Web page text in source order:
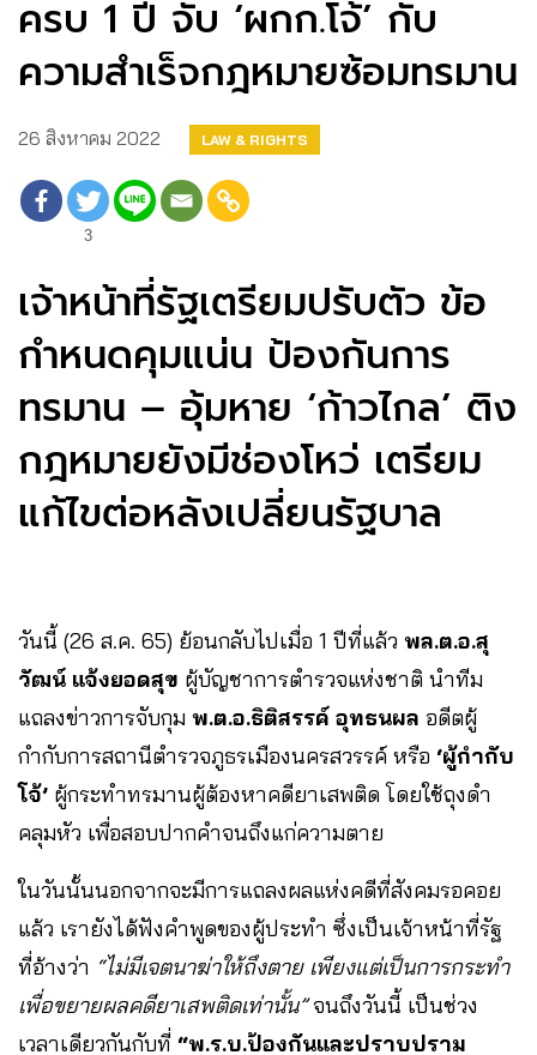
ครบ 1 ปี จับ ‘ผกก.โจ้’ กับ
ความสำเร็จกฎหมายซ้อมทรมาน
26 สิงหาคม 2022 LAW & RIGHTS
3
เจ้าหน้าที่รัฐเตรียมปรับตัว ข้อ
กำหนดคุมแน่น ป้องกันการ
ทรมาน – อุ้มหาย ‘ก้าวไกล’ ติง
กฎหมายยังมีช่องโหว่ เตรียม
แก้ไขต่อหลังเปลี่ยนรัฐบาล
วันนี้ (26 ส.ค. 65) ย้อนกลับไปเมื่อ 1 ปีที่แล้ว พล.ต.อ.สุ
วัฒน์ แจ้งยอดสุข ผู้บัญชาการตำรวจแห่งชาติ นำทีม
แถลงข่าวการจับกุม พ.ต.อ.ธิติสรรค์ อุทธนผล อดีตผู้
กำกับการสถานีตำรวจภูธรเมืองนครสวรรค์ หรือ ‘ผู้กำกับ
โจ้’ ผู้กระทำทรมานผู้ต้องหาคดียาเสพติด โดยใช้ถุงดำ
คลุมหัว เพื่อสอบปากคำจนถึงแก่ความตาย
ในวันนั้นนอกจากจะมีการแถลงผลแห่งคดีที่สังคมรอคอย
แล้ว เรายังได้ฟังคำพูดของผู้ประทำ ซึ่งเป็นเจ้าหน้าที่รัฐ
ที่อ้างว่า “ไม่มีเจตนาฆ่าให้ถึงตาย เพียงแต่เป็นการกระทำ
เพื่อขยายผลคดียาเสพติดเท่านั้น”จนถึงวันนี้ เป็นช่วง
เวลาเดียวกันกับที่ “พ.ร.บ.ป้องกันและปราบปราม